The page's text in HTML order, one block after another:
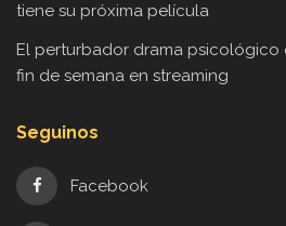
tiene su próxima película
El perturbador drama psicológico
fin de semana en streaming
Seguinos
Facebook